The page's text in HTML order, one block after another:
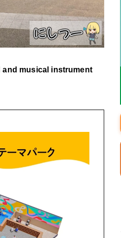
and musical instrument